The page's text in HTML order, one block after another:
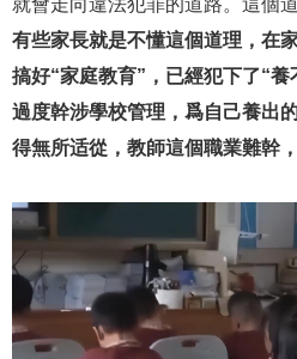
就會走向違法犯罪的道路。這個
有些家長就是不懂這個道理，在
搞好“家庭教育”，已經犯下了“
過度幹涉學校管理，爲自己養出
得無所适從，教師這個職業難幹